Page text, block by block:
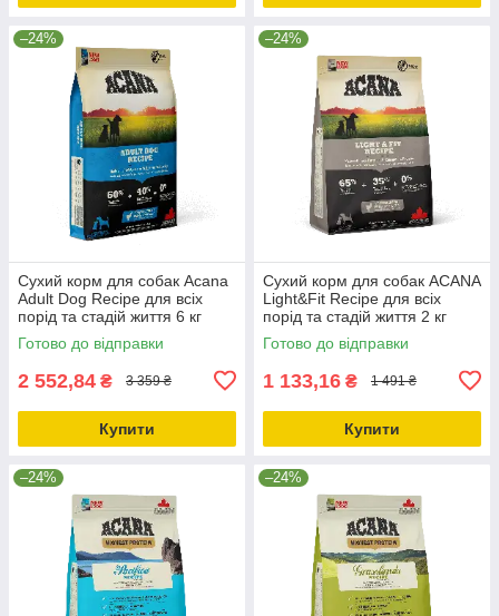
–24%
Сухий корм для собак Acana
Adult Dog Recipe для всіх
порід та стадій життя 6 кг
(a52560)
Готово до відправки
2 552,84 ₴ 3 359 ₴
Купити
–24%
Сухий корм для собак ACANA
Light&Fit Recipe для всіх
порід та стадій життя 2 кг
(a51220)
Готово до відправки
1 133,16 ₴ 1 491 ₴
Купити
–24% –24%